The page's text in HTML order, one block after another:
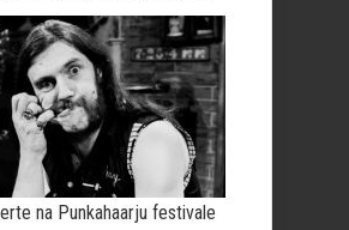
na Punkahaarju festivale